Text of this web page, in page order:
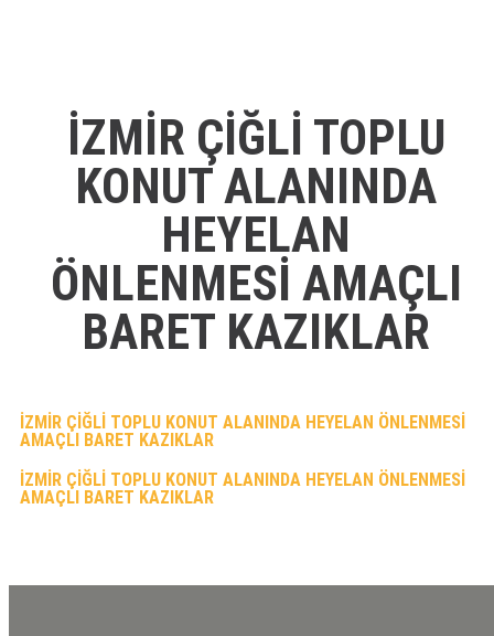
İZMİR ÇİĞLİ TOPLU
KONUT ALANINDA
HEYELAN
ÖNLENMESİ AMAÇLI
BARET KAZIKLAR
İZMİR ÇİĞLİ TOPLU KONUT ALANINDA HEYELAN ÖNLENMESİ
AMAÇLI BARET KAZIKLAR
İZMİR ÇİĞLİ TOPLU KONUT ALANINDA HEYELAN ÖNLENMESİ
AMAÇLI BARET KAZIKLAR